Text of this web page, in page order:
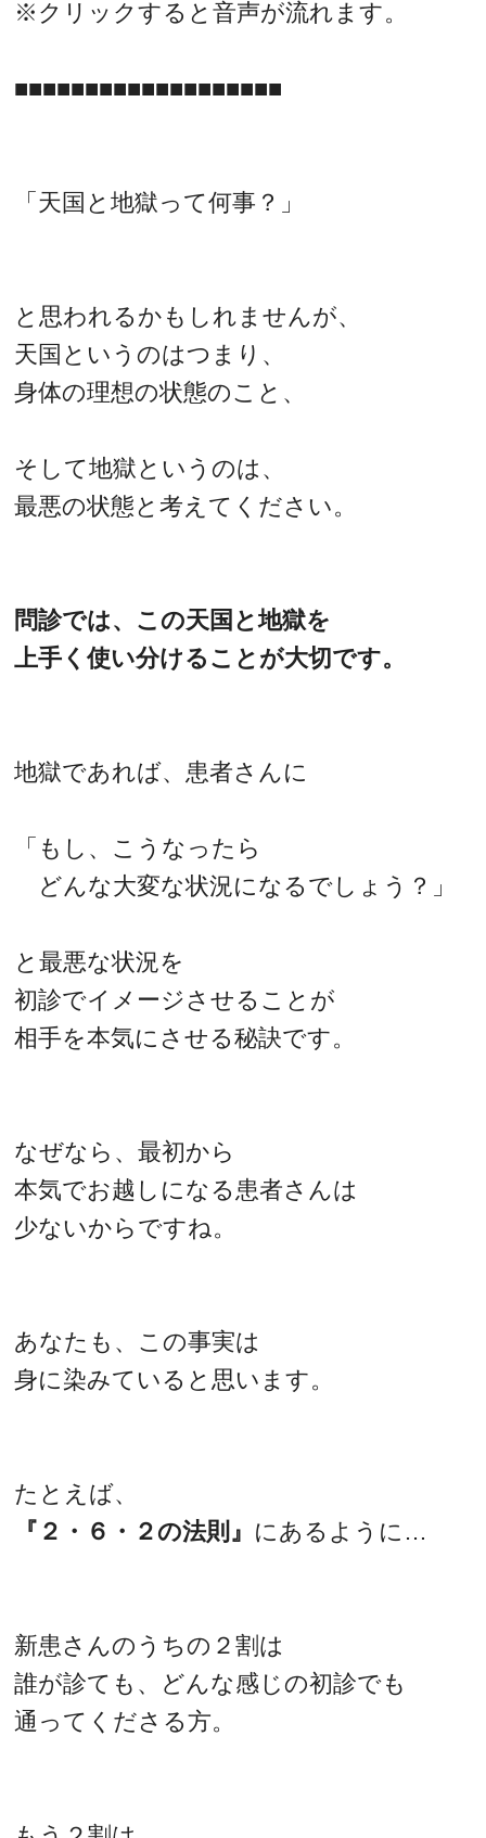
レ
ヤ
※クリックすると音声が流れます。
■■■■■■■■■■■■■■■■■■■
「天国と地獄って何事？」
と思われるかもしれませんが、
天国というのはつまり、
身体の理想の状態のこと、
そして地獄というのは、
最悪の状態と考えてください。
問診では、この天国と地獄を
上手く使い分けることが大切です。
地獄であれば、患者さんに
「もし、こうなったら
どんな大変な状況になるでしょう？」
と最悪な状況を
初診でイメージさせることが
相手を本気にさせる秘訣です。
なぜなら、最初から
本気でお越しになる患者さんは
少ないからですね。
あなたも、この事実は
身に染みていると思います。
たとえば、
『２・６・２の法則』 にあるように…
新患さんのうちの２割は
誰が診ても、どんな感じの初診でも
通ってくださる方。